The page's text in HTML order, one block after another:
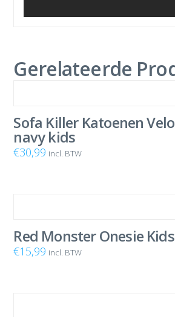
Gerelateerde
Sofa Killer Katoenen
navy kids
€30,99 incl. BTW
Red Monster Onesie Kids
€15,99 incl. BTW